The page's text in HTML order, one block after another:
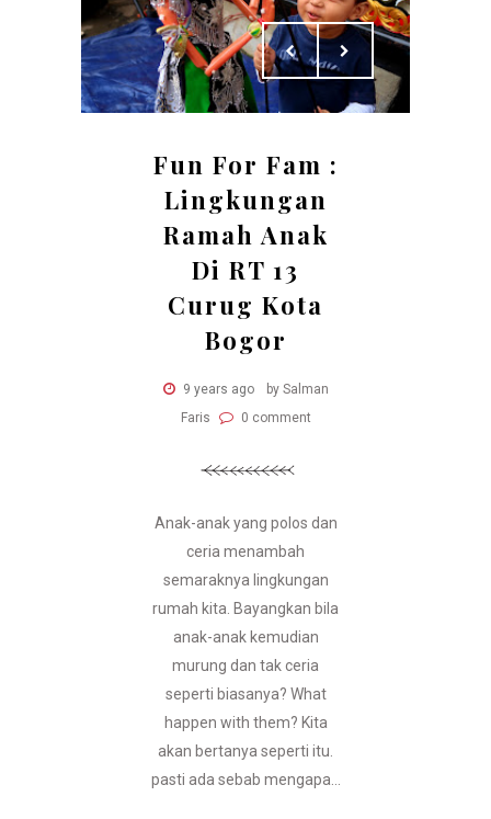
Fun For Fam :
Lingkungan
Ramah Anak
Di RT 13
Curug Kota
Bogor
9 years ago
by Salman
Faris
0 comment
Anak-anak yang polos dan
ceria menambah
semaraknya lingkungan
rumah kita. Bayangkan bila
anak-anak kemudian
murung dan tak ceria
seperti biasanya? What
happen with them? Kita
akan bertanya seperti itu.
pasti ada sebab mengapa...